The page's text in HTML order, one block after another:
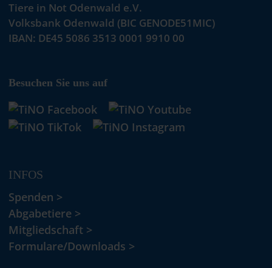
Tiere in Not Odenwald e.V.
Volksbank Odenwald (BIC GENODE51MIC)
IBAN: DE45 5086 3513 0001 9910 00
Besuchen Sie uns auf
INFOS
Spenden >
Abgabetiere >
Mitgliedschaft >
Formulare/Downloads >